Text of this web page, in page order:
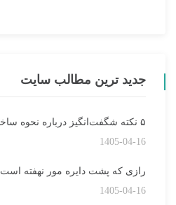
جدید ترین مطالب سایت
۵ نکته شگفت‌انگیز درباره نحوه ساخته شدن وسایل اطراف ما
1405-04-16
رازی که پشت دایره مور نهفته است
1405-04-16